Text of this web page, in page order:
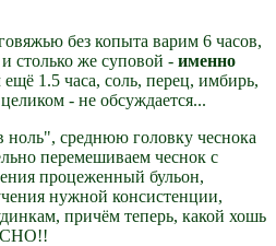
без копыта варим 6 часов,
столько же суповой - именно
1.5 часа, соль, перец, имбирь,
- не обсуждается...
среднюю головку чеснока
перемешиваем чеснок с
процеженный бульон,
нужной консистенции,
причём теперь, какой хошь